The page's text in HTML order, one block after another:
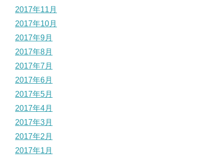
2017年11月
2017年10月
2017年9月
2017年8月
2017年7月
2017年6月
2017年5月
2017年4月
2017年3月
2017年2月
2017年1月